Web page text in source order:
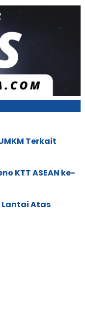
Terkait
KTT ASEAN ke-
Lantai Atas